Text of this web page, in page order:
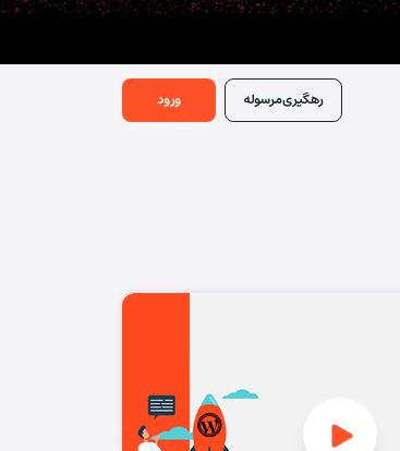
رهگیریمرسوله ورود